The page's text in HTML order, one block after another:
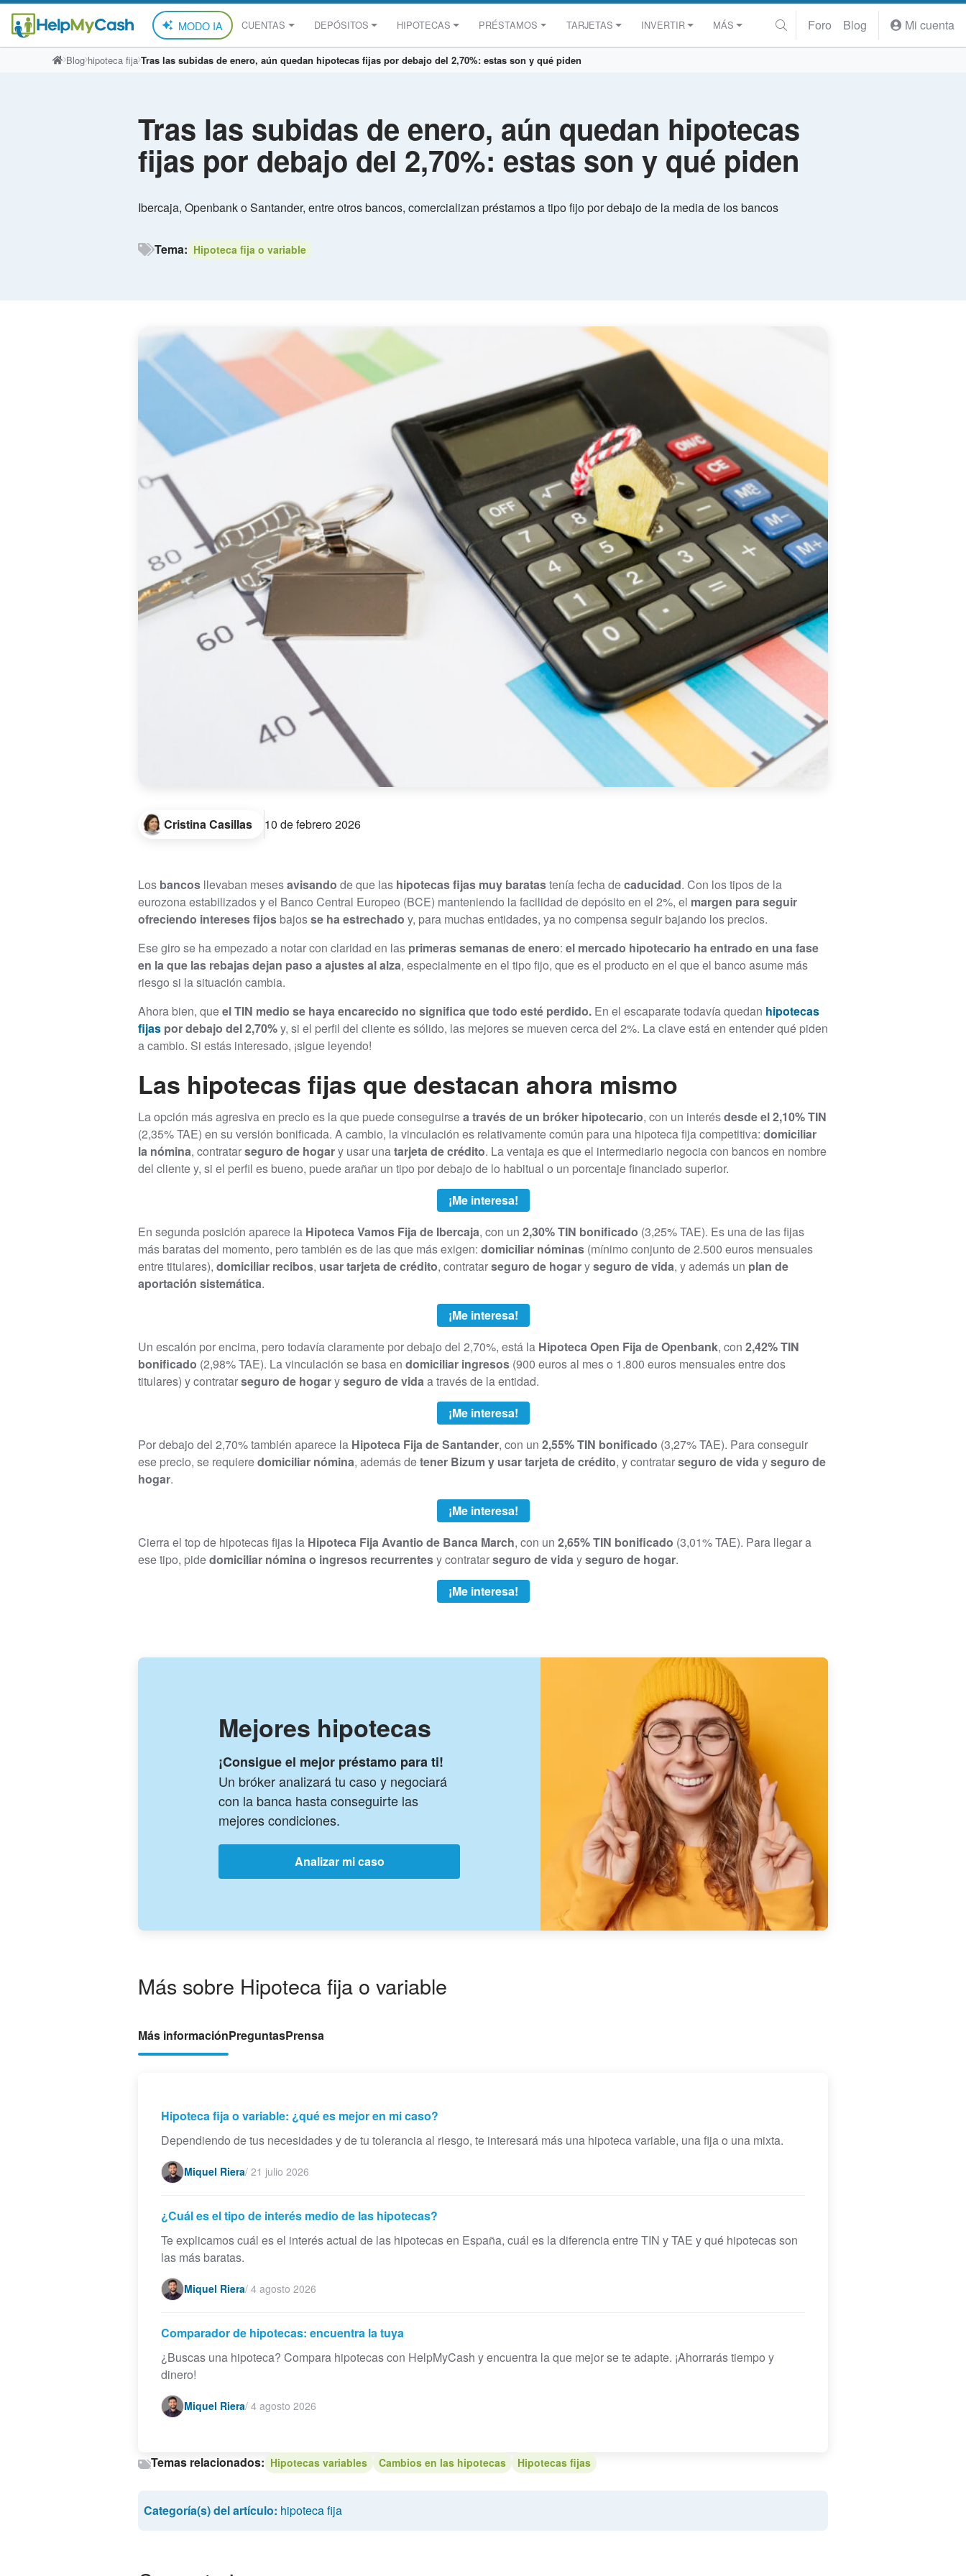
MODO IA CUENTAS DEPÓSITOS HIPOTECAS PRÉSTAMOS TARJETAS INVERTIR MÁS Foro Blog Mi cuenta
Blog hipoteca fija Tras las subidas de enero, aún quedan hipotecas fijas por debajo del 2,70%: estas son y qué piden
Tras las subidas de enero, aún quedan hipotecas
fijas por debajo del 2,70%: estas son y qué piden
Ibercaja, Openbank o Santander, entre otros bancos, comercializan préstamos a tipo fijo por debajo de la media de los bancos
Tema: Hipoteca fija o variable
Cristina Casillas 10 de febrero 2026
Los bancos llevaban mesesavisando de que las hipotecas fijas muy baratastenía fecha decaducidad. Con los tipos de la
eurozona estabilizados y el Banco Central Europeo (BCE) manteniendo la facilidad de depósito en el 2%, el margen para seguir
ofreciendo intereses fijos bajosse ha estrechado y, para muchas entidades, ya no compensa seguir bajando los precios.
Ese giro se ha empezado a notar con claridad en las primeras semanas de enero: el mercado hipotecario ha entrado en una fase
en la que las rebajas dejan paso a ajustes al alza, especialmente en el tipo fijo, que es el producto en el que el banco asume más
riesgo si la situación cambia.
Ahora bien, queel TIN medio se haya encarecido no significa que todo esté perdido. En el escaparate todavía quedan hipotecas
fijas por debajo del 2,70%y, si el perfil del cliente es sólido, las mejores se mueven cerca del 2%. La clave está en entender qué piden
a cambio. Si estás interesado, ¡sigue leyendo!
Las hipotecas fijas que destacan ahora mismo
La opción más agresiva en precio es la que puede conseguirsea través de un bróker hipotecario, con un interésdesde el 2,10% TIN
(2,35% TAE) en su versión bonificada. A cambio, la vinculación es relativamente común para una hipoteca fija competitiva: domiciliar
la nómina, contratarseguro de hogary usar unatarjeta de crédito. La ventaja es que el intermediario negocia con bancos en nombre
del cliente y, si el perfil es bueno, puede arañar un tipo por debajo de lo habitual o un porcentaje financiado superior.
¡Me interesa!
En segunda posición aparece la Hipoteca Vamos Fija de Ibercaja, con un 2,30% TIN bonificado (3,25% TAE). Es una de las fijas
más baratas del momento, pero también es de las que más exigen: domiciliar nóminas (mínimo conjunto de 2.500 euros mensuales
entre titulares), domiciliar recibos, usar tarjeta de crédito, contratarseguro de hogaryseguro de vida, y además un plan de
aportación sistemática.
¡Me interesa!
Un escalón por encima, pero todavía claramente por debajo del 2,70%, está la Hipoteca Open Fija de Openbank, con 2,42% TIN
bonificado (2,98% TAE). La vinculación se basa en domiciliar ingresos (900 euros al mes o 1.800 euros mensuales entre dos
titulares) y contratarseguro de hogaryseguro de vidaa través de la entidad.
¡Me interesa!
Por debajo del 2,70% también aparece la Hipoteca Fija de Santander, con un 2,55% TIN bonificado (3,27% TAE). Para conseguir
ese precio, se requieredomiciliar nómina, además detener Bizum y usar tarjeta de crédito, y contratarseguro de vidayseguro de
hogar.
¡Me interesa!
Cierra el top de hipotecas fijas la Hipoteca Fija Avantio de Banca March, con un 2,65% TIN bonificado (3,01% TAE). Para llegar a
ese tipo, pidedomiciliar nómina o ingresos recurrentesy contratarseguro de vidayseguro de hogar.
¡Me interesa!
Mejores hipotecas
¡Consigue el mejor préstamo para ti!
Un bróker analizará tu caso y negociará
con la banca hasta conseguirte las
mejores condiciones.
Analizar mi caso
Más sobre Hipoteca fija o variable
Más informaciónPreguntasPrensa
Hipoteca fija o variable: ¿qué es mejor en mi caso?
Dependiendo de tus necesidades y de tu tolerancia al riesgo, te interesará más una hipoteca variable, una fija o una mixta.
Miquel Riera/ 21 julio 2026
¿Cuál es el tipo de interés medio de las hipotecas?
Te explicamos cuál es el interés actual de las hipotecas en España, cuál es la diferencia entre TIN y TAE y qué hipotecas son
las más baratas.
Miquel Riera/ 4 agosto 2026
Comparador de hipotecas: encuentra la tuya
¿Buscas una hipoteca? Compara hipotecas con HelpMyCash y encuentra la que mejor se te adapte. ¡Ahorrarás tiempo y
dinero!
Miquel Riera/ 4 agosto 2026
Temas relacionados: Hipotecas variables Cambios en las hipotecas Hipotecas fijas
Categoría(s) del artículo: hipoteca fija